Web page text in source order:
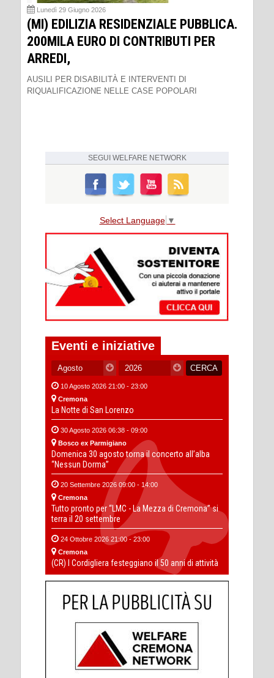
Lunedì 29 Giugno 2026
(MI) EDILIZIA RESIDENZIALE PUBBLICA.
200MILA EURO DI CONTRIBUTI PER
ARREDI,
AUSILI PER DISABILITÀ E INTERVENTI DI
RIQUALIFICAZIONE NELLE CASE POPOLARI
SEGUI WELFARE NETWORK
Select Language ▼
Eventi e iniziative
10 Agosto 2026 21:00 - 23:00
Cremona
La Notte di San Lorenzo
30 Agosto 2026 06:38 - 09:00
Bosco ex Parmigiano
Domenica 30 agosto torna il concerto all’alba
“Nessun Dorma”
20 Settembre 2026 09:00 - 14:00
Cremona
Tutto pronto per “LMC - La Mezza di Cremona” si
terra il 20 settembre
24 Ottobre 2026 21:00 - 23:00
Cremona
(CR) I Cordigliera festeggiano il 50 anni di attività